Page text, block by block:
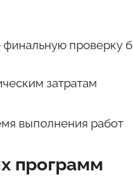
финальную проверку
затратам
выполнения работ
программ